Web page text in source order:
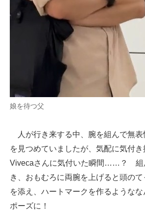
娘を待つ父
人が行き来する中、腕を組んで無表
を見つめていましたが、気配に気付
Vivecaさんに気付いた瞬間……？ 組
き、おもむろに両腕を上げると頭の
を添え、ハートマークを作るような
ポーズに！